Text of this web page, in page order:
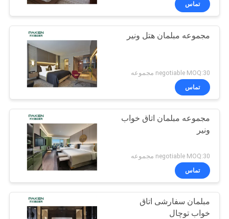
تماس
مجموعه مبلمان هتل ونیر
negotiable MOQ:30 مجموعه
تماس
مجموعه مبلمان اتاق خواب
ونیر
negotiable MOQ:30 مجموعه
تماس
مبلمان سفارشی اتاق
خواب توچال